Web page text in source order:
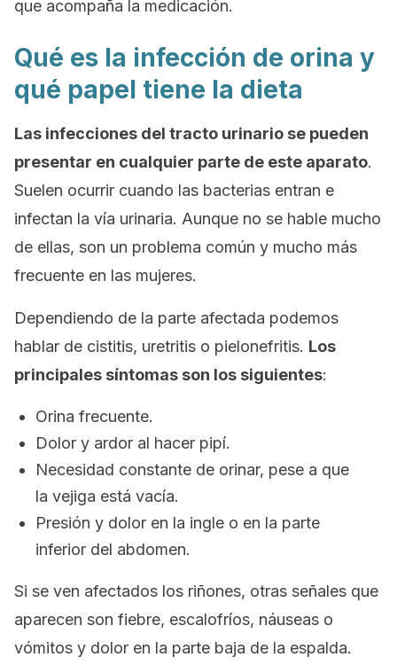
que acompaña la medicación.
Qué es la infección de orina y
qué papel tiene la dieta
Las infecciones del tracto urinario se pueden
presentar en cualquier parte de este aparato.
Suelen ocurrir cuando las bacterias entran e
infectan la vía urinaria. Aunque no se hable mucho
de ellas, son un problema común y mucho más
frecuente en las mujeres.
Dependiendo de la parte afectada podemos
hablar de cistitis, uretritis o pielonefritis. Los
principales síntomas son los siguientes:
Orina frecuente.
Dolor y ardor al hacer pipí.
Necesidad constante de orinar, pese a que
la vejiga está vacía.
Presión y dolor en la ingle o en la parte
inferior del abdomen.
Si se ven afectados los riñones, otras señales que
aparecen son fiebre, escalofríos, náuseas o
vómitos y dolor en la parte baja de la espalda.